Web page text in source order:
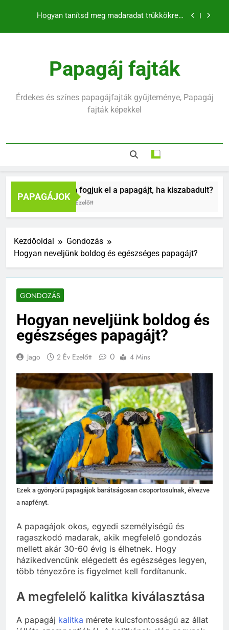
Mennyit alszik egy hullámos papagáj?
Hogyan fogjuk el a papagájt, ha kiszabadult?
Mennyit alszik egy hullámos papagáj?
Papagáj fajták
Érdekes és színes papagájfajták gyűjteménye, Papagáj
fajták képekkel
PAPAGÁJOK
Hogyan fogjuk el a papagájt, ha kiszabadult?
9 Hónap Ezelőtt
Kezdőoldal
Gondozás
Hogyan neveljünk boldog és egészséges papagájt?
GONDOZÁS
Hogyan neveljünk boldog és
egészséges papagájt?
Jago 2 Év Ezelőtt 0 4 Mins
Ezek a gyönyörű papagájok barátságosan csoportosulnak, élvezve
a napfényt.
A papagájok okos, egyedi személyiségű és
ragaszkodó madarak, akik megfelelő gondozás
mellett akár 30-60 évig is élhetnek. Hogy
házikedvencünk elégedett és egészséges legyen,
több tényezőre is figyelmet kell fordítanunk.
A megfelelő kalitka kiválasztása
A papagáj kalitka mérete kulcsfontosságú az állat